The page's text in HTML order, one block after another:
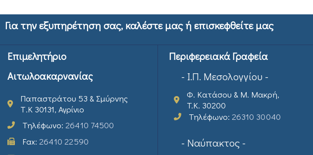
Για την εξυπηρέτηση σας, καλέστε μας ή επισκεφθείτε μας
Επιμελητήριο
Αιτωλοακαρνανίας
Παπαστράτου 53 & Σμύρνης
Τ.Κ 30131, Αγρίνιο
Τηλέφωνο: 26410 74500
Fax: 26410 22590
Περιφερειακά Γραφεία
- Ι.Π. Μεσολογγίου -
Φ. Κατάσου & Μ. Μακρή,
T.K. 30200
Τηλέφωνο: 26310 30040
- Ναύπακτος -